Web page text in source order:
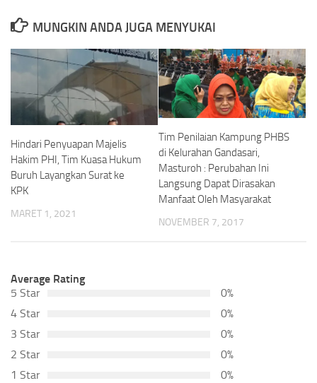
MUNGKIN ANDA JUGA MENYUKAI
Hindari Penyuapan Majelis
Hakim PHI, Tim Kuasa Hukum
Buruh Layangkan Surat ke
KPK
MARET 1, 2021
Tim Penilaian Kampung PHBS
di Kelurahan Gandasari,
Masturoh : Perubahan Ini
Langsung Dapat Dirasakan
Manfaat Oleh Masyarakat
NOVEMBER 7, 2017
Average Rating
5 Star
0%
4 Star
0%
3 Star
0%
2 Star
0%
1 Star
0%